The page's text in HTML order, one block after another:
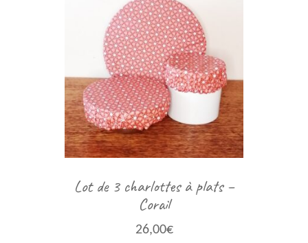
Lot de 3 charlottes à plats –
Corail
26,00€